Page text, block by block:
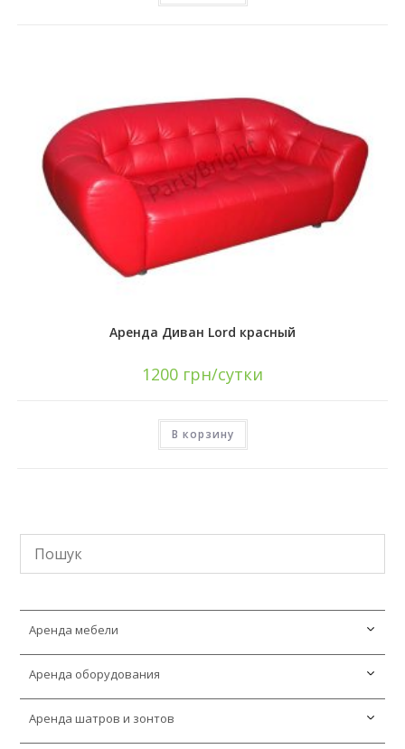
Аренда Диван Lord красный
1200 грн/сутки
В корзину
Аренда мебели
Аренда LED мебели
Аренда кресел мешков
Аренда оборудования
Аренда инвентаря для пикника
Аренда шатров и зонтов